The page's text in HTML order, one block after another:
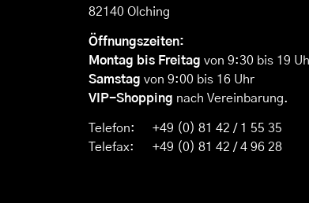
82140 Olching
Öffnungszeiten:
Montag bis Freitag von 9:30 bis 19
Samstag von 9:00 bis 16 Uhr
VIP-Shopping nach Vereinbarung.
Telefon:
Telefax:
+49 (0) 81 42 / 1 55 35
+49 (0) 81 42 / 4 96 28